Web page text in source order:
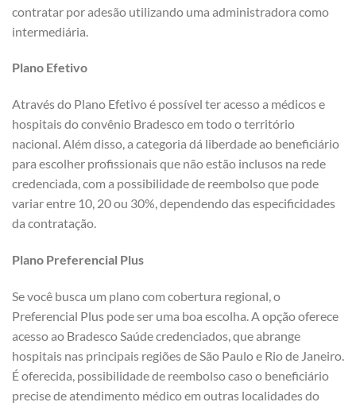
contratar por adesão utilizando uma administradora como
intermediária.
Plano Efetivo
Através do Plano Efetivo é possível ter acesso a médicos e
hospitais do convênio Bradesco em todo o território
nacional. Além disso, a categoria dá liberdade ao beneficiário
para escolher profissionais que não estão inclusos na rede
credenciada, com a possibilidade de reembolso que pode
variar entre 10, 20 ou 30%, dependendo das especificidades
da contratação.
Plano Preferencial Plus
Se você busca um plano com cobertura regional, o
Preferencial Plus pode ser uma boa escolha. A opção oferece
acesso ao Bradesco Saúde credenciados, que abrange
hospitais nas principais regiões de São Paulo e Rio de Janeiro.
É oferecida, possibilidade de reembolso caso o beneficiário
precise de atendimento médico em outras localidades do